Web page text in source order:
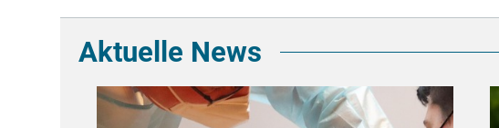
Aktuelle News